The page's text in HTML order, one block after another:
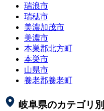
瑞浪市
瑞穂市
美濃加茂市
美濃市
本巣郡北方町
本巣市
山県市
養老郡養老町
岐阜県のカテゴリ